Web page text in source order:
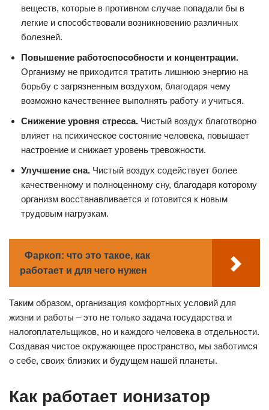
веществ, которые в противном случае попадали бы в
легкие и способствовали возникновению различных
болезней.
Повышение работоспособности и концентрации.
Организму не приходится тратить лишнюю энергию на
борьбу с загрязненным воздухом, благодаря чему
возможно качественнее выполнять работу и учиться.
Снижение уровня стресса. Чистый воздух благотворно
влияет на психическое состояние человека, повышает
настроение и снижает уровень тревожности.
Улучшение сна. Чистый воздух содействует более
качественному и полноценному сну, благодаря которому
организм восстанавливается и готовится к новым
трудовым нагрузкам.
Фаркоп: что это такое, как
работает и для чего нужен
Таким образом, организация комфортных условий для
жизни и работы – это не только задача государства и
налогоплательщиков, но и каждого человека в отдельности.
Создавая чистое окружающее пространство, мы заботимся
о себе, своих близких и будущем нашей планеты.
Как работает ионизатор